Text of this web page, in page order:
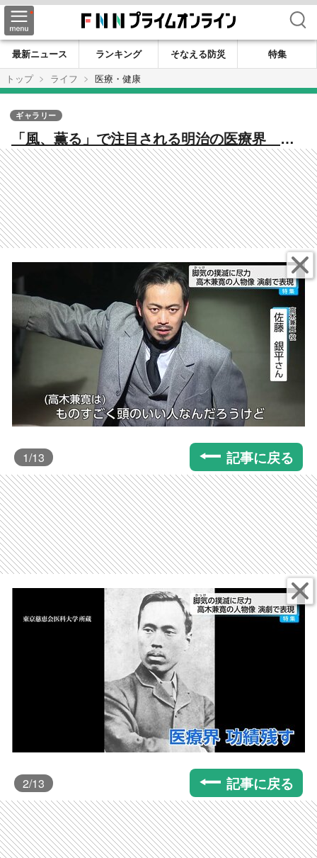
検索
最新ニュース ランキング そなえる防災
特集
トップ
ライフ 医療・健康
「風、薫る」で注目される明治の医療界
「ビタミンの父」高木兼寛の信念描く舞台が
里帰り公演 伊藤博文・大山捨松が支えた脚
気（かっけ）撲滅の軌跡とは
ギャラリー
1/13 記事に戻る
2/13 記事に戻る